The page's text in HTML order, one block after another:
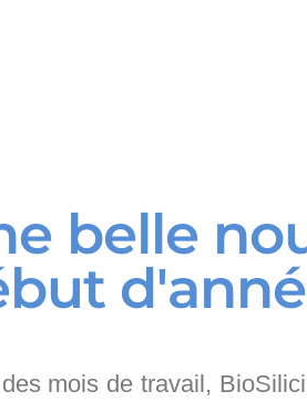
belle
mois de travail,